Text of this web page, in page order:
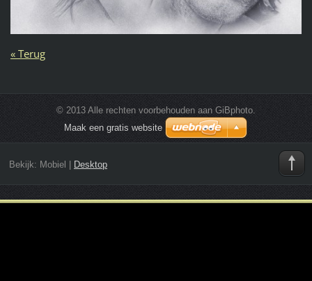
« Terug
© 2013 Alle rechten voorbehouden aan GiBphoto.
Maak een gratis website
Bekijk: Mobiel Desktop